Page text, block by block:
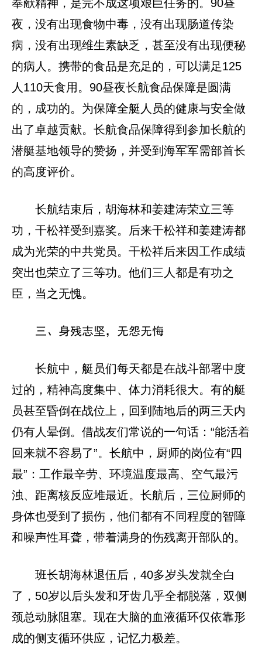
奉献精神，是完不成这项艰巨任务的。90昼
夜，没有出现食物中毒，没有出现肠道传染
病，没有出现维生素缺乏，甚至没有出现便秘
的病人。携带的食品是充足的，可以满足125
人110天食用。90昼夜长航食品保障是圆满
的，成功的。为保障全艇人员的健康与安全做
出了卓越贡献。长航食品保障得到参加长航的
潜艇基地领导的赞扬，并受到海军军需部首长
的高度评价。
长航结束后，胡海林和姜建涛荣立三等
功，干松祥受到嘉奖。后来干松祥和姜建涛都
成为光荣的中共党员。干松祥后来因工作成绩
突出也荣立了三等功。他们三人都是有功之
臣，当之无愧。
三、身残志坚，无怨无悔
长航中，艇员们每天都是在战斗部署中度
过的，精神高度集中、体力消耗很大。有的艇
员甚至昏倒在战位上，回到陆地后的两三天内
仍有人晕倒。借战友们常说的一句话：“能活着
回来就不容易了”。长航中，厨师的岗位有“四
最”：工作最辛劳、环境温度最高、空气最污
浊、距离核反应堆最近。长航后，三位厨师的
身体也受到了损伤，他们都有不同程度的智障
和噪声性耳聋，带着满身的伤残离开部队的。
班长胡海林退伍后，40多岁头发就全白
了，50岁以后头发和牙齿几乎全都脱落，双侧
颈总动脉阻塞。现在大脑的血液循环仅依靠形
成的侧支循环供应，记忆力极差。